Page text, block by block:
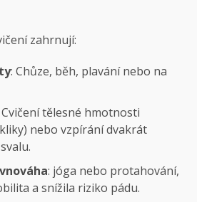
zahrnují:
: Chůze, běh, plavání nebo na
Cvičení tělesné hmotnosti
nebo vzpírání dvakrát
: jóga nebo protahování,
a snížila riziko pádu.